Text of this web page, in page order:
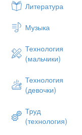
Литература
Музыка
Технология
(мальчики)
Технология
(девочки)
Труд
(технология)